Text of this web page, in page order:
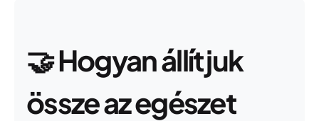
🤝Hogyan állítjuk
össze az egészet